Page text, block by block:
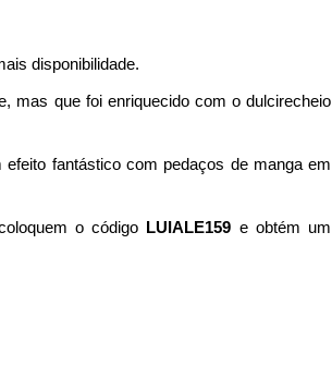
disponibilidade.
mas que foi enriquecido com o dulcirecheio
fantástico com pedaços de manga em
o código LUIALE159 e obtém um